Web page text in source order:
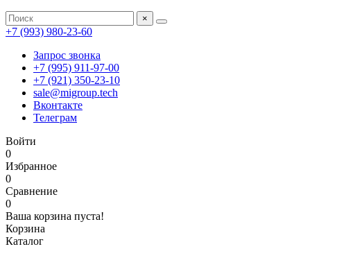
×
+7 (993) 980-23-60
Запрос звонка
+7 (995) 911-97-00
+7 (921) 350-23-10
sale@migroup.tech
Вконтакте
Телеграм
Войти
0
Избранное
0
Сравнение
0
Ваша корзина пуста!
Корзина
Каталог